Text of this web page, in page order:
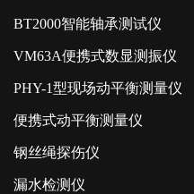
BT2000智能轴承测试仪
VM63A便携式数显测振仪
PHY-1型现场动平衡测量仪
便携式动平衡测量仪
钢丝绳探伤仪
漏水检测仪